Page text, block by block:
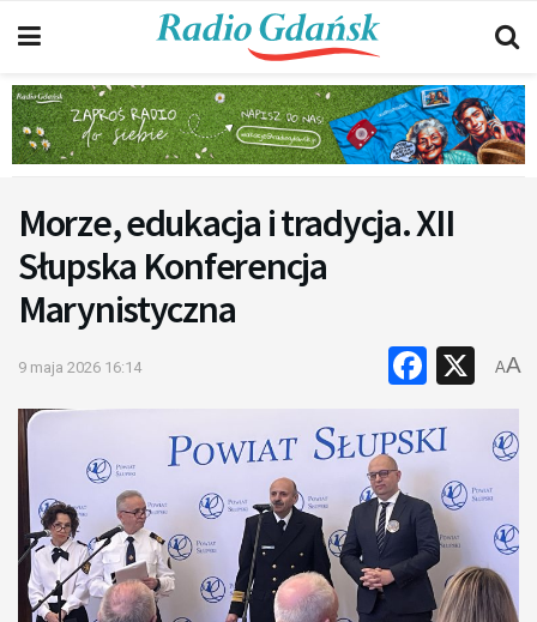
Morze, edukacja i tradycja. XII
Słupska Konferencja
Marynistyczna
9 maja 2026 16:14 X
AA